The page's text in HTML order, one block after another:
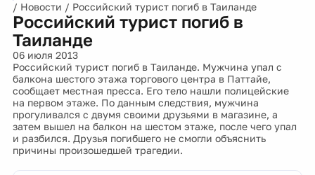
/ Новости / Российский турист погиб в Таиланде
Российский турист погиб в
Таиланде
06 июля 2013
Российский турист погиб в Таиланде. Мужчина упал с
балкона шестого этажа торгового центра в Паттайе,
сообщает местная пресса. Его тело нашли полицейские
на первом этаже. По данным следствия, мужчина
прогуливался с двумя своими друзьями в магазине, а
затем вышел на балкон на шестом этаже, после чего упал
и разбился. Друзья погибшего не смогли объяснить
причины произошедшей трагедии.